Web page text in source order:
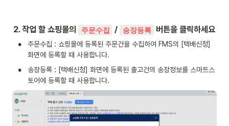
2. 작업 할 쇼핑몰의 주문수집 / 송장등록 버튼을 클릭하세요
•
주문수집 : 쇼핑몰에 등록된 주문건을 수집하여 FMS의 [택배신청]
화면에 등록할 때 사용합니다.
•
송장등록 : [택배신청] 화면에 등록된 출고건의 송장정보를 스마트스
토어에 등록할 때 사용합니다.